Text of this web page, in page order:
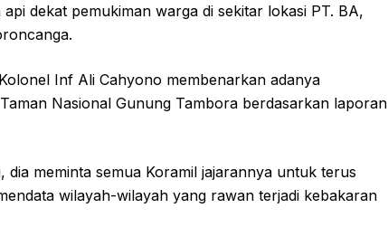
dekat pemukiman warga di sekitar lokasi PT. BA,
Inf Ali Cahyono membenarkan adanya
Nasional Gunung Tambora berdasarkan laporan
dia meminta semua Koramil jajarannya untuk terus
wilayah-wilayah yang rawan terjadi kebakaran